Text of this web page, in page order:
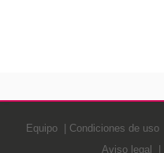
Equipo Condiciones de uso
Aviso legal